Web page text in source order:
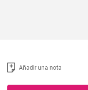
Añadir una nota